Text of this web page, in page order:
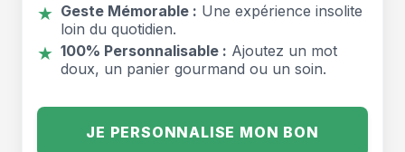
★ Geste Mémorable : Une expérience insolite
loin du quotidien.
★ 100% Personnalisable : Ajoutez un mot
doux, un panier gourmand ou un soin.
JE PERSONNALISE MON BON